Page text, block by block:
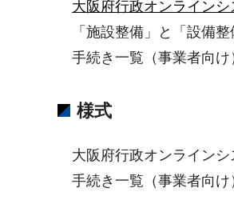
大阪府行政オンライン
「施設整備」と「設備整
手続き一覧（事業者向け
様式
大阪府行政オンラインシ
手続き一覧（事業者向け